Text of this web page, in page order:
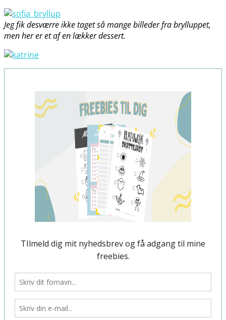
Jeg fik desværre ikke taget så mange billeder fra brylluppet,
men her er et af en lækker dessert.